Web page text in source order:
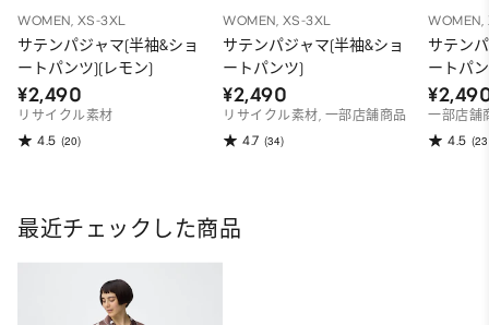
WOMEN, XS-3XL
サテンパジャマ(半袖&ショ
ートパンツ)(レモン)
¥2,490
リサイクル素材
4.5 (20)
WOMEN, XS-3XL
サテンパジャマ(半袖&ショ
ートパンツ)
¥2,490
リサイクル素材, 一部店舗商品
4.7 (34)
WOMEN,
サテン
ートパ
一部店舗
4.5
最近チェックした商品